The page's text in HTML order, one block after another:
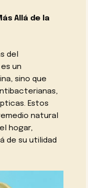
Allá de la
del
un
sino que
Estos
natural
hogar,
de su utilidad